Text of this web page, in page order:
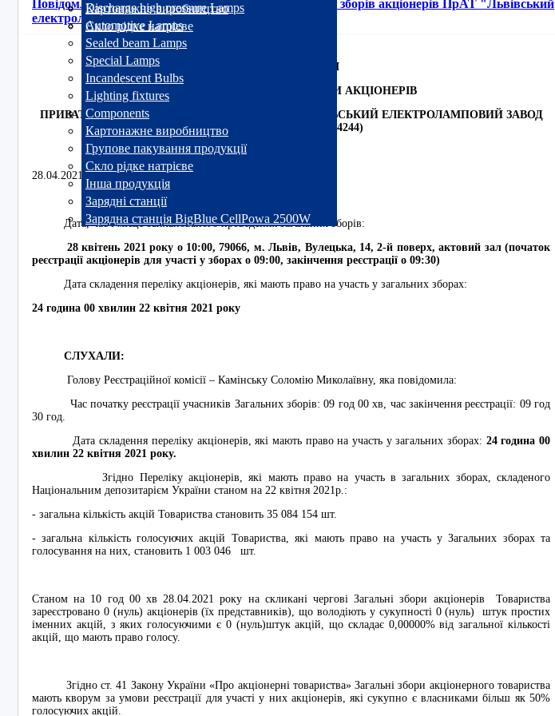
Discharge high pressure Lamps
Automotive Lamps
Sealed beam Lamps
Special Lamps
Incandescent Bulbs
Lighting fixtures
Components
Картонажне виробництво
Групове пакування продукції
Скло рідке натрієве
Інша продукція
Зарядні станції
Зарядна станція BigBlue CellPowa 2500W
Картонажне виробництво
Скло рідке натрієве
Повідомлення про результати проведення Загальних зборів акціонерів ПрАТ "Львівський
електроламповий завод "Іскра"
ПОВІДОМЛЕННЯ
ПРО ЧЕРГОВІ ЗАГАЛЬНІ ЗБОРИ АКЦІОНЕРІВ
ПРИВАТНОГО АКЦІОНЕРНОГО ТОВАРИСТВА «ЛЬВІВСЬКИЙ ЕЛЕКТРОЛАМПОВИЙ ЗАВОД
«ІСКРА» (ЄДРПО 00214244)
28.04.2021 року м. Львів, 79066, вул. Вулецька, 14
Дата, час і місце запланованого проведення загальних зборів:
28 квітень 2021 року о 10:00, 79066, м. Львів, Вулецька, 14, 2-й поверх, актовий зал (початок
реєстрації акціонерів для участі у зборах о 09:00, закінчення реєстрації о 09:30)
Дата складення переліку акціонерів, які мають право на участь у загальних зборах:
24 година 00 хвилин 22 квітня 2021 року
СЛУХАЛИ:
Голову Реєстраційної комісії – Камінську Соломію Миколаївну, яка повідомила:
Час початку реєстрації учасників Загальних зборів: 09 год 00 хв, час закінчення реєстрації: 09 год
30 год.
Дата складення переліку акціонерів, які мають право на участь у загальних зборах: 24 година 00
хвилин 22 квітня 2021 року.
Згідно Переліку акціонерів, які мають право на участь в загальних зборах, складеного
Національним депозитарієм України станом на 22 квітня 2021р.:
- загальна кількість акцій Товариства становить 35 084 154 шт.
- загальна кількість голосуючих акцій Товариства, які мають право на участь у Загальних зборах та
голосування на них, становить 1 003 046 шт.
Станом на 10 год 00 хв 28.04.2021 року на скликані чергові Загальні збори акціонерів Товариства
зареєстровано 0 (нуль) акціонерів (їх представників), що володіють у сукупності 0 (нуль) штук простих
іменних акцій, з яких голосуючими є 0 (нуль)штук акцій, що складає 0,00000% від загальної кількості
акцій, що мають право голосу.
Згідно ст. 41 Закону України «Про акціонерні товариства» Загальні збори акціонерного товариства
мають кворум за умови реєстрації для участі у них акціонерів, які сукупно є власниками більш як 50%
голосуючих акцій.